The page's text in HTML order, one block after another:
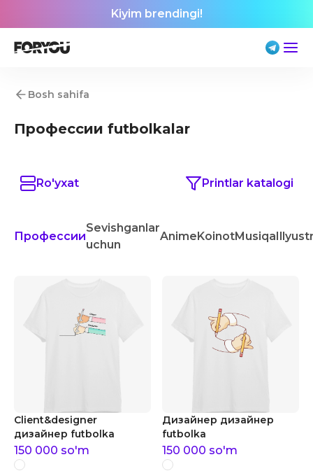
Kiyim brendingi!
Bosh sahifa
Профессии futbolkalar
Ro'yxat Printlar katalogi
Профессии
Sevishganlar
uchun
AnimeKoinotMusiqa
Client&designer
дизайнер futbolka
150 000 so'm
Дизайнер дизайнер
futbolka
150 000 so'm